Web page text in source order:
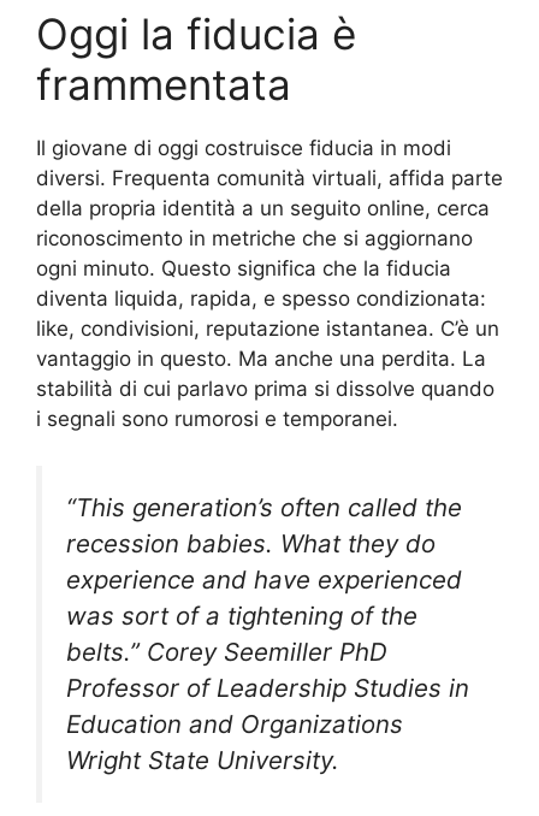
Oggi la fiducia è
frammentata
Il giovane di oggi costruisce fiducia in modi
diversi. Frequenta comunità virtuali, affida parte
della propria identità a un seguito online, cerca
riconoscimento in metriche che si aggiornano
ogni minuto. Questo significa che la fiducia
diventa liquida, rapida, e spesso condizionata:
like, condivisioni, reputazione istantanea. C’è un
vantaggio in questo. Ma anche una perdita. La
stabilità di cui parlavo prima si dissolve quando
i segnali sono rumorosi e temporanei.
“This generation’s often called the
recession babies. What they do
experience and have experienced
was sort of a tightening of the
belts.” Corey Seemiller PhD
Professor of Leadership Studies in
Education and Organizations
Wright State University.